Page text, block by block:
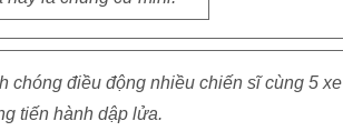
chóng điều động nhiều chiến sĩ cùng 5 xe
tiến hành dập lửa.